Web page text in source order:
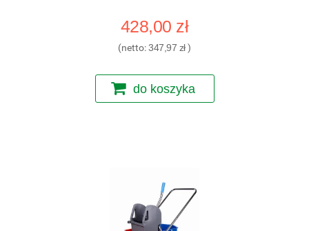
428,00 zł
(netto:347,97 zł)
do koszyka